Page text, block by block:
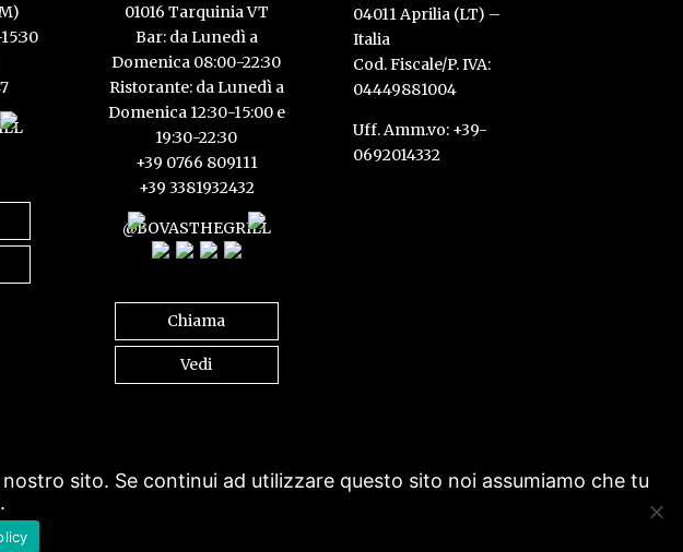
01016 Tarquinia VT
Bar: da Lunedì a
Domenica 08:00-22:30
Ristorante: da Lunedì a
Domenica 12:30-15:00 e
19:30-22:30
+39 0766 809111
+39 3381932432
@BOVASTHEGRILL
Chiama
Vedi
04011 Aprilia (LT) –
Italia
Cod. Fiscale/P. IVA:
04449881004
Uff. Amm.vo: +39-
0692014332
2014-2024 . All Rights Reserved.
sito. Se continui ad utilizzare questo sito noi assumiamo che tu